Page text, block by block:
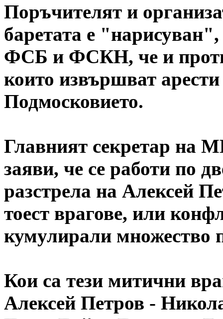
Поръчителят и
баретата е
ФСБ и ФСКН, че и
които извършват
Подмосковието.
Главният секретар на
заяви, че се работи по
разстрела на Алексей
тоест врагове, или
кумулирали множество
Кои са тези митични
Алексей Петров -